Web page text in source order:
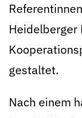
Heidelberger
gestaltet.
Nach einem